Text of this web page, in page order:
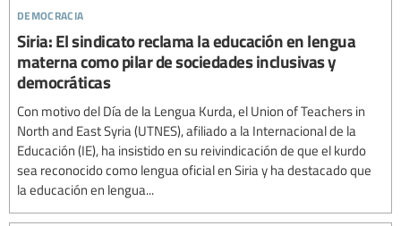
democracia
Siria: El sindicato reclama la educación en lengua
materna como pilar de sociedades inclusivas y
democráticas
Con motivo del Día de la Lengua Kurda, el Union of Teachers in
North and East Syria (UTNES), afiliado a la Internacional de la
Educación (IE), ha insistido en su reivindicación de que el kurdo
sea reconocido como lengua oficial en Siria y ha destacado que
la educación en lengua...